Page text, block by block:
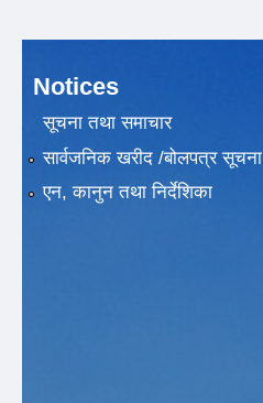
Notices
सूचना तथा समाचार
सार्वजनिक खरीद /बोलपत्र सूचना
एन, कानुन तथा निर्देशिका